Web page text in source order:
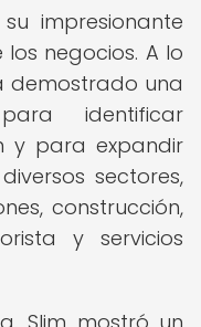
impresionante
negocios. A lo
demostrado una
identificar
y para expandir
sectores,
construcción,
y servicios